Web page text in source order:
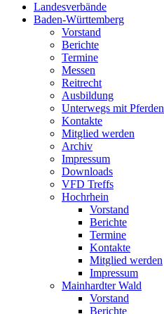
Landesverbände
Baden-Württemberg
Vorstand
Berichte
Termine
Messen
Reitrecht
Ausbildung
Unterwegs mit Pferden
Kontakte
Mitglied werden
Archiv
Impressum
Downloads
VFD Treffs
Hochrhein
Vorstand
Berichte
Termine
Kontakte
Mitglied werden
Impressum
Mainhardter Wald
Vorstand
Berichte